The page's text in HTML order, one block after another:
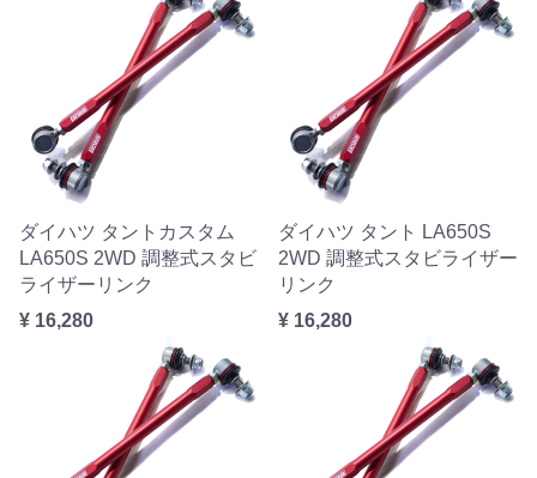
ダイハツ タントカスタム
LA650S 2WD 調整式スタビ
ライザーリンク
¥ 16,280
ダイハツ タント LA650S
2WD 調整式スタビライザー
リンク
¥ 16,280